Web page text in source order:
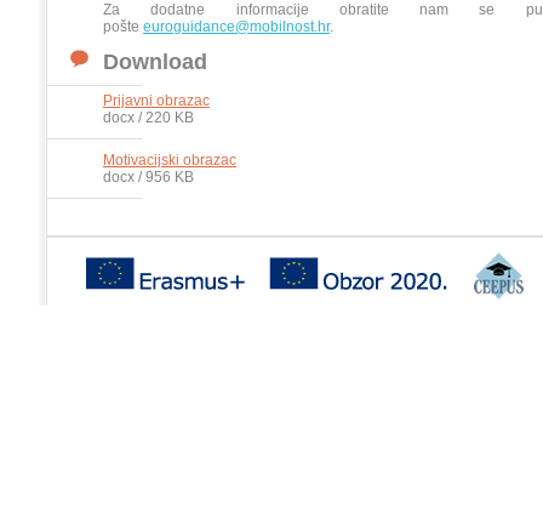
Za dodatne informacije obratite nam se
pošte euroguidance@mobilnost.hr.
Download
Prijavni obrazac
docx / 220 KB
Motivacijski obrazac
docx / 956 KB